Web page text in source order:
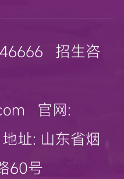
招生咨
官网:
址: 山东省烟
60号